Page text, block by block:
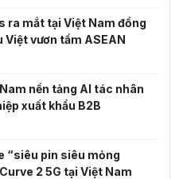
ra mắt tại Việt Nam đồng
vươn tầm ASEAN
nền tảng AI tác nhân
xuất khẩu B2B
“siêu pin siêu mỏng
2 5G tại Việt Nam